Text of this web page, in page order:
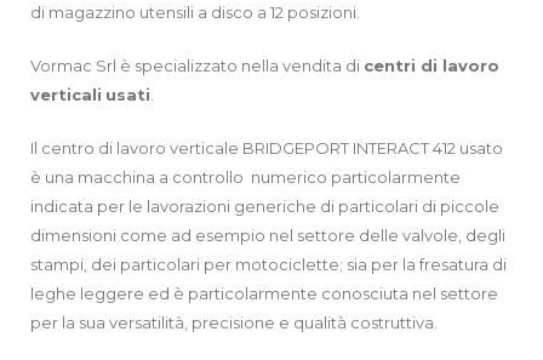
di magazzino utensili a disco a 12 posizioni.
Vormac Srl è specializzato nella vendita di centri di lavoro
verticali usati
Il centro di lavoro verticale BRIDGEPORT INTERACT 412 usato
è una macchina a controllo numerico particolarmente
indicata per le lavorazioni generiche di particolari di piccole
dimensioni come ad esempio nel settore delle valvole, degli
stampi, dei particolari per motociclette; sia per la fresatura di
leghe leggere ed è particolarmente conosciuta nel settore
per la sua versatilità, precisione e qualità costruttiva.